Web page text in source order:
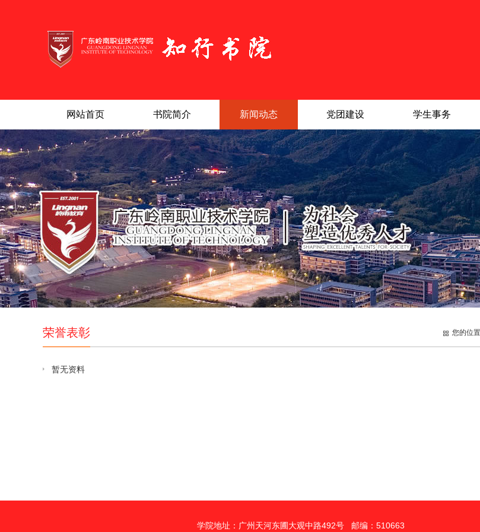
网站首页
书院简介
新闻动态
党团建设
学生事务
您的位置
荣誉表彰
暂无资料
学院地址：广州天河东圃大观中路492号 邮编：510663